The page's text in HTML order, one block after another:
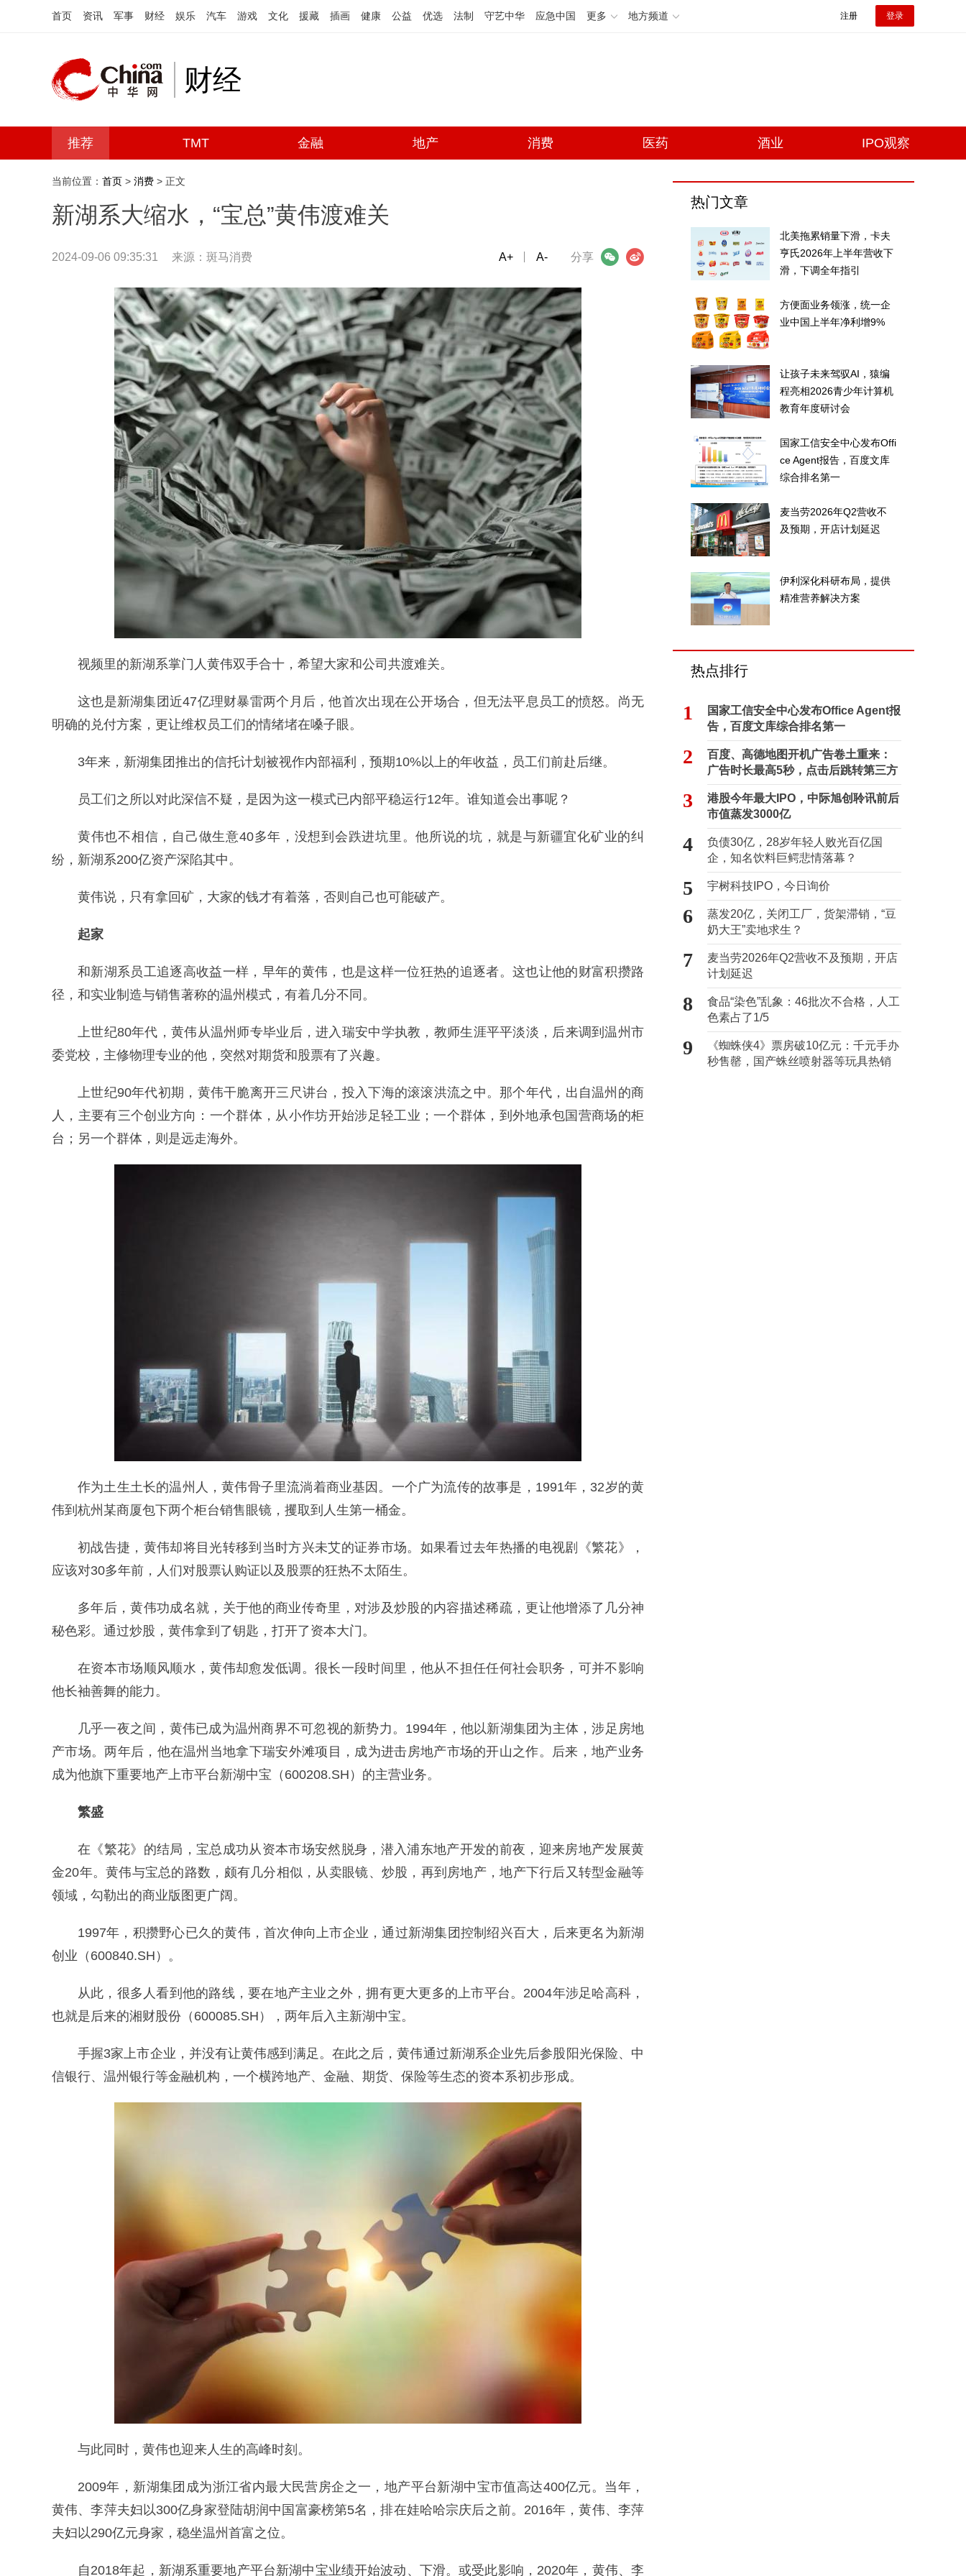
首页 资讯 军事 财经 娱乐 汽车 游戏 文化 援藏 插画 健康 公益 优选 法制 守艺中华 应急中国 更多 地方频道 注册 登录
财经
推荐 TMT 金融 地产 消费 医药 酒业 IPO观察
当前位置： 首页 > 消费 > 正文
新湖系大缩水，“宝总”黄伟渡难关
2024-09-06 09:35:31 来源：斑马消费 分享
微信 微博
A+ A-
视频里的新湖系掌门人黄伟双手合十，希望大家和公司共渡难关。
这也是新湖集团近47亿理财暴雷两个月后，他首次出现在公开场合，但无法平息员工的愤怒。尚无
明确的兑付方案，更让维权员工们的情绪堵在嗓子眼。
3年来，新湖集团推出的信托计划被视作内部福利，预期10%以上的年收益，员工们前赴后继。
员工们之所以对此深信不疑，是因为这一模式已内部平稳运行12年。谁知道会出事呢？
黄伟也不相信，自己做生意40多年，没想到会跌进坑里。他所说的坑，就是与新疆宜化矿业的纠
纷，新湖系200亿资产深陷其中。
黄伟说，只有拿回矿，大家的钱才有着落，否则自己也可能破产。
起家
和新湖系员工追逐高收益一样，早年的黄伟，也是这样一位狂热的追逐者。这也让他的财富积攒路
径，和实业制造与销售著称的温州模式，有着几分不同。
上世纪80年代，黄伟从温州师专毕业后，进入瑞安中学执教，教师生涯平平淡淡，后来调到温州市
委党校，主修物理专业的他，突然对期货和股票有了兴趣。
上世纪90年代初期，黄伟干脆离开三尺讲台，投入下海的滚滚洪流之中。那个年代，出自温州的商
人，主要有三个创业方向：一个群体，从小作坊开始涉足轻工业；一个群体，到外地承包国营商场的柜
台；另一个群体，则是远走海外。
作为土生土长的温州人，黄伟骨子里流淌着商业基因。一个广为流传的故事是，1991年，32岁的黄
伟到杭州某商厦包下两个柜台销售眼镜，攫取到人生第一桶金。
初战告捷，黄伟却将目光转移到当时方兴未艾的证券市场。如果看过去年热播的电视剧《繁花》，
应该对30多年前，人们对股票认购证以及股票的狂热不太陌生。
多年后，黄伟功成名就，关于他的商业传奇里，对涉及炒股的内容描述稀疏，更让他增添了几分神
秘色彩。通过炒股，黄伟拿到了钥匙，打开了资本大门。
在资本市场顺风顺水，黄伟却愈发低调。很长一段时间里，他从不担任任何社会职务，可并不影响
他长袖善舞的能力。
几乎一夜之间，黄伟已成为温州商界不可忽视的新势力。1994年，他以新湖集团为主体，涉足房地
产市场。两年后，他在温州当地拿下瑞安外滩项目，成为进击房地产市场的开山之作。后来，地产业务
成为他旗下重要地产上市平台新湖中宝（600208.SH）的主营业务。
繁盛
在《繁花》的结局，宝总成功从资本市场安然脱身，潜入浦东地产开发的前夜，迎来房地产发展黄
金20年。黄伟与宝总的路数，颇有几分相似，从卖眼镜、炒股，再到房地产，地产下行后又转型金融等
领域，勾勒出的商业版图更广阔。
1997年，积攒野心已久的黄伟，首次伸向上市企业，通过新湖集团控制绍兴百大，后来更名为新湖
创业（600840.SH）。
从此，很多人看到他的路线，要在地产主业之外，拥有更大更多的上市平台。2004年涉足哈高科，
也就是后来的湘财股份（600085.SH），两年后入主新湖中宝。
手握3家上市企业，并没有让黄伟感到满足。在此之后，黄伟通过新湖系企业先后参股阳光保险、中
信银行、温州银行等金融机构，一个横跨地产、金融、期货、保险等生态的资本系初步形成。
与此同时，黄伟也迎来人生的高峰时刻。
2009年，新湖集团成为浙江省内最大民营房企之一，地产平台新湖中宝市值高达400亿元。当年，
黄伟、李萍夫妇以300亿身家登陆胡润中国富豪榜第5名，排在娃哈哈宗庆后之前。2016年，黄伟、李萍
夫妇以290亿元身家，稳坐温州首富之位。
自2018年起，新湖系重要地产平台新湖中宝业绩开始波动、下滑。或受此影响，2020年，黄伟、李
热门文章
北美拖累销量下滑，卡夫
亨氏2026年上半年营收下
滑，下调全年指引
方便面业务领涨，统一企
业中国上半年净利增9%
让孩子未来驾驭AI，猿编
程亮相2026青少年计算机
教育年度研讨会
国家工信安全中心发布Offi
ce Agent报告，百度文库
综合排名第一
麦当劳2026年Q2营收不
及预期，开店计划延迟
伊利深化科研布局，提供
精准营养解决方案
热点排行
1
国家工信安全中心发布Office Agent报
告，百度文库综合排名第一
2
百度、高德地图开机广告卷土重来：
广告时长最高5秒，点击后跳转第三方
3
港股今年最大IPO，中际旭创聆讯前后
市值蒸发3000亿
4
负债30亿，28岁年轻人败光百亿国
企，知名饮料巨鳄悲情落幕？
5 宇树科技IPO，今日询价
6
蒸发20亿，关闭工厂，货架滞销，“豆
奶大王”卖地求生？
7
麦当劳2026年Q2营收不及预期，开店
计划延迟
8
食品“染色”乱象：46批次不合格，人工
色素占了1/5
9
《蜘蛛侠4》票房破10亿元：千元手办
秒售罄，国产蛛丝喷射器等玩具热销